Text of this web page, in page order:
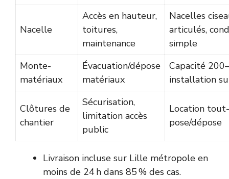
Nacelle
Accès en hauteur,
toitures,
maintenance
Nacelles
articulés,
simple
Monte-
matériaux
Évacuation/dépose
matériaux
Capacité
installation
Clôtures de
chantier
Sécurisation,
limitation accès
public
Location
pose/dépose
Livraison incluse sur Lille métropole en
moins de 24 h dans 85 % des cas.